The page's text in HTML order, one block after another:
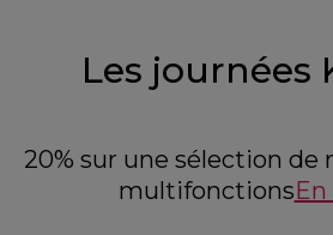
Les journées
20% sur une sélection de
multifonctions